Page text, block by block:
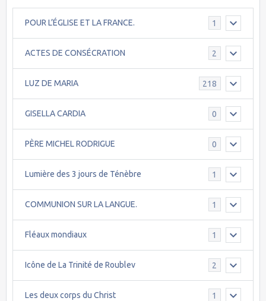
POUR L’ÉGLISE ET LA FRANCE. 1
ACTES DE CONSÉCRATION 2
LUZ DE MARIA 218
GISELLA CARDIA 0
PÈRE MICHEL RODRIGUE 0
Lumière des 3 jours de Ténèbre 1
COMMUNION SUR LA LANGUE. 1
Fléaux mondiaux 1
Icône de La Trinité de Roublev 2
Les deux corps du Christ 1